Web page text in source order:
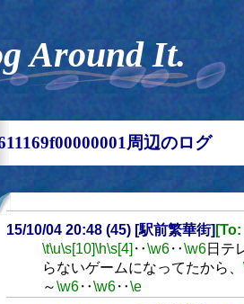
Around It.
周辺のログ
15/10/04 20:48 (45) [駅前繁華街]
\t\u\s[10]\h\s[4] ‥\w6‥\w6日テ
らないゲームになってたから、
～\w6‥\w6‥\e